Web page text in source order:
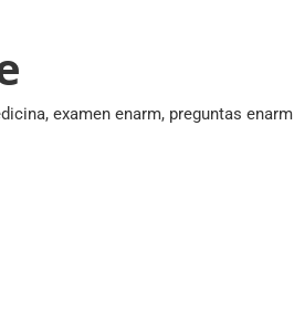
examen enarm, preguntas enarm